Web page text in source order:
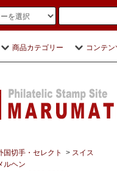
商品カテゴリー コンテン
国切手・セレクト > スイス
ルヘン